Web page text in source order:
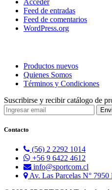
Feed de entradas
Feed de comentarios
WordPress.org
Productos nuevos
Quienes Somos
Términos y Condiciones
Suscribirse y recibir catálogo de
Contacto
(56) 2 2292 1014
+56 9 6422 4612
info@sportcom.cl
Av. Las Parcelas N°